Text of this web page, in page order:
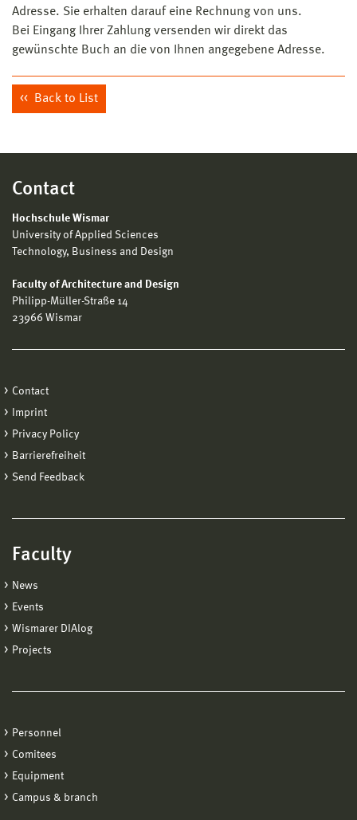
Adresse. Sie erhalten darauf eine Rechnung von uns.
Bei Eingang Ihrer Zahlung versenden wir direkt das
gewünschte Buch an die von Ihnen angegebene Adresse.
Back to List
Contact
Hochschule Wismar
University of Applied Sciences
Technology, Business and Design
Faculty of Architecture and Design
Philipp-Müller-Straße 14
23966 Wismar
Contact
Imprint
Privacy Policy
Barrierefreiheit
Send Feedback
Faculty
News
Events
Wismarer DIAlog
Projects
Personnel
Comitees
Equipment
Campus & branch